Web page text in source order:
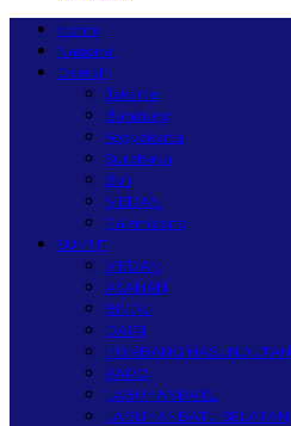
Home
Nasional
Daerah
Jakarta
Bandung
Yogyakarta
Surabaya
Bali
MEDAN
Palembang
SUMUT
MEDAN
ASAHAN
BINJAI
DAIRI
HUMBANG HASUNDUTAN
KARO
LABUHANBATU
LABUHANBATU SELATAN